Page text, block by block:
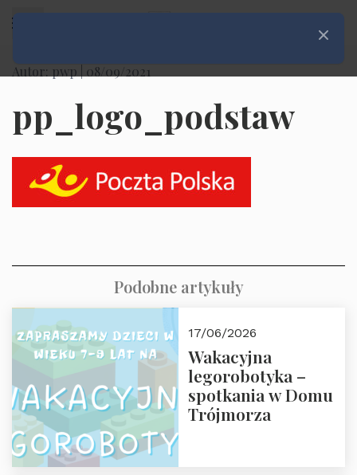
Autor: pwp | 08/09/2021
pp_logo_podstaw
Podobne artykuły
17/06/2026
Wakacyjna
legorobotyka –
spotkania w Domu
Trójmorza
Zamknij